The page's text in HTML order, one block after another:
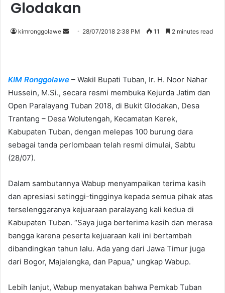
Glodakan
kimronggolawe
a
n
e
m
28/07/2018 2:38 PM 11 2 minutes read
KIM Ronggolawe – Wakil Bupati Tuban, Ir. H. Noor Nahar
Hussein, M.Si., secara resmi membuka Kejurda Jatim dan
Open Paralayang Tuban 2018, di Bukit Glodakan, Desa
Trantang – Desa Wolutengah, Kecamatan Kerek,
Kabupaten Tuban, dengan melepas 100 burung dara
sebagai tanda perlombaan telah resmi dimulai, Sabtu
(28/07).
Dalam sambutannya Wabup menyampaikan terima kasih
dan apresiasi setinggi-tingginya kepada semua pihak atas
terselenggaranya kejuaraan paralayang kali kedua di
Kabupaten Tuban. “Saya juga berterima kasih dan merasa
bangga karena peserta kejuaraan kali ini bertambah
dibandingkan tahun lalu. Ada yang dari Jawa Timur juga
dari Bogor, Majalengka, dan Papua,” ungkap Wabup.
Lebih lanjut, Wabup menyatakan bahwa Pemkab Tuban